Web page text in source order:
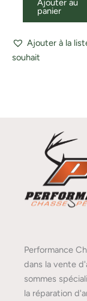
Ajouter au
panier
Ajouter à la
souhait
Performance
dans la vente
sommes
la réparation